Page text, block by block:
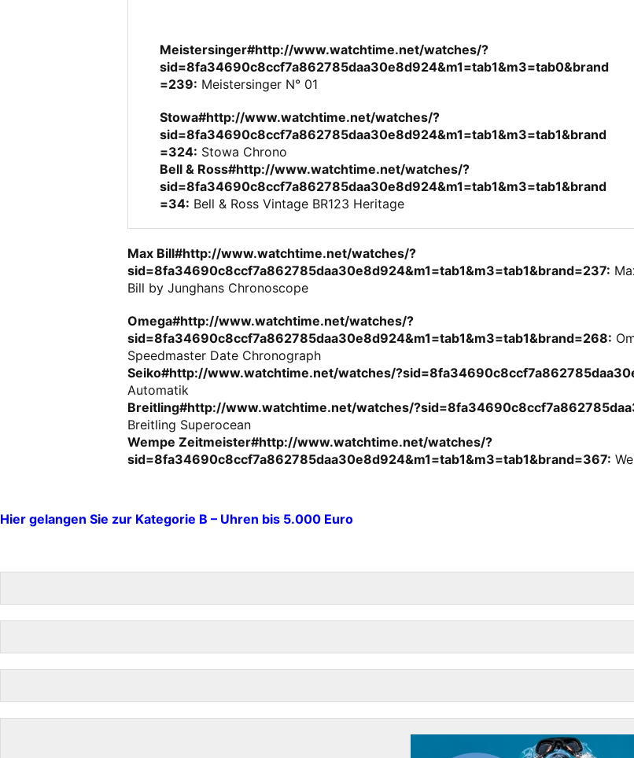
Meistersinger#http://www.watchtime.net/watches/?
sid=8fa34690c8ccf7a862785daa30e8d924&m1=tab1&m3=tab0&brand
=239: Meistersinger N° 01
Stowa#http://www.watchtime.net/watches/?
sid=8fa34690c8ccf7a862785daa30e8d924&m1=tab1&m3=tab1&brand
=324: Stowa Chrono
Bell & Ross#http://www.watchtime.net/watches/?
sid=8fa34690c8ccf7a862785daa30e8d924&m1=tab1&m3=tab1&brand
=34: Bell & Ross Vintage BR123 Heritage
Max Bill#http://www.watchtime.net/watches/?
sid=8fa34690c8ccf7a862785daa30e8d924&m1=tab1&m3=tab1&brand=237:
Bill by Junghans Chronoscope
Omega#http://www.watchtime.net/watches/?
sid=8fa34690c8ccf7a862785daa30e8d924&m1=tab1&m3=tab1&brand=268:
Speedmaster Date Chronograph
Seiko#http://www.watchtime.net/watches/
Automatik
Breitling#http://www.watchtime.net/watches/
Breitling Superocean
Wempe Zeitmeister#http://www.watchtime.net/watches/?
sid=8fa34690c8ccf7a862785daa30e8d924&m1=tab1&m3=tab1&brand=367:
Hier gelangen Sie zur Kategorie B – Uhren bis 5.000 Euro